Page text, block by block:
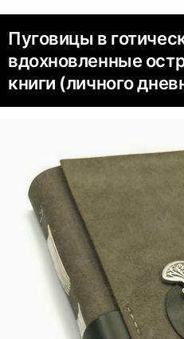
Пуговицы в
вдохновленные
книги (личного